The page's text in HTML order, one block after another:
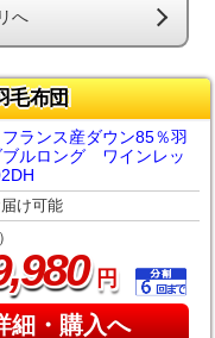
へ
毛布団
ランス産ダウン85％羽
ルロング ワインレッ
け可能
,980円
細・購入へ